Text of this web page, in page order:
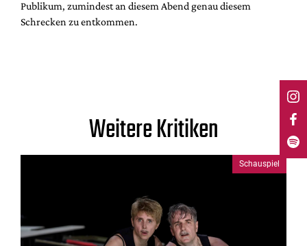
Publikum, zumindest an diesem Abend genau diesem
Schrecken zu entkommen.
Weitere Kritiken
Schauspiel